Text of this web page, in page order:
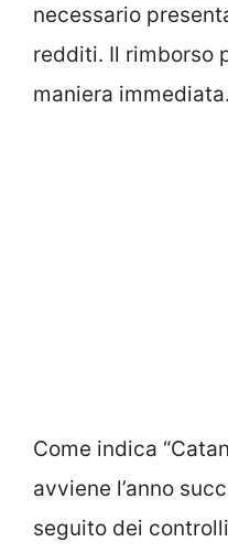
necessario
redditi. Il rimborso
maniera immediata.
Come indica
avviene l’anno
seguito dei